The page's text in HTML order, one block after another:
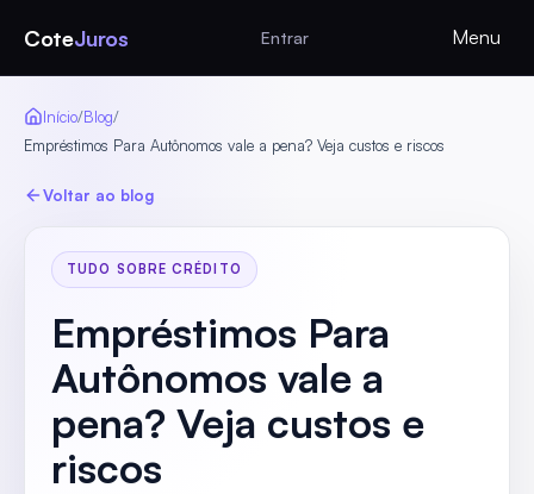
CoteJuros Entrar Menu
Início/Blog/
Empréstimos Para Autônomos vale a pena? Veja custos e riscos
Voltar ao blog
TUDO SOBRE CRÉDITO
Empréstimos Para
Autônomos vale a
pena? Veja custos e
riscos